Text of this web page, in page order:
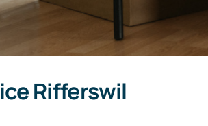
Rifferswil